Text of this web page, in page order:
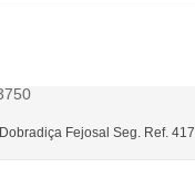
Dobradiça Fejosal Seg. Ref. 417